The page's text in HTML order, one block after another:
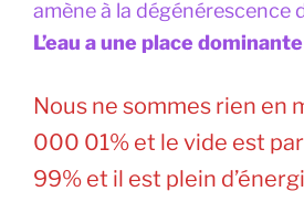
amène à la dégénérescence
L’eau a une place
Nous ne sommes rien en
000 01% et le vide est
99% et il est plein